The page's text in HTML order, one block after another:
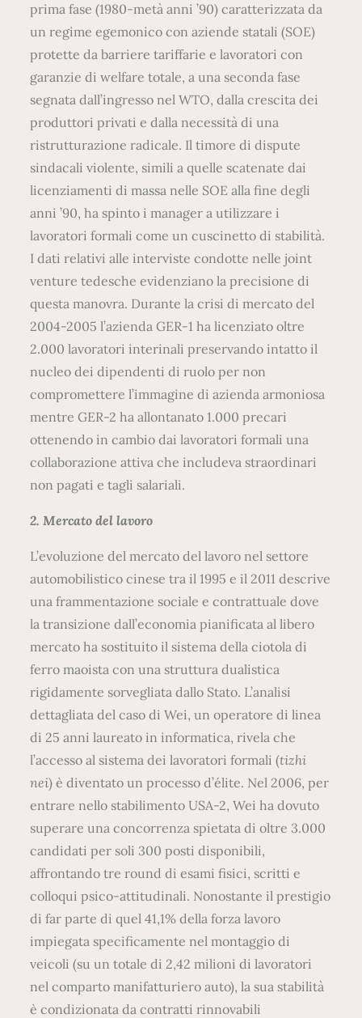
prima fase (1980-metà anni ’90) caratterizzata da
un regime egemonico con aziende statali (SOE)
protette da barriere tariffarie e lavoratori con
garanzie di welfare totale, a una seconda fase
segnata dall’ingresso nel WTO, dalla crescita dei
produttori privati e dalla necessità di una
ristrutturazione radicale. Il timore di dispute
sindacali violente, simili a quelle scatenate dai
licenziamenti di massa nelle SOE alla fine degli
anni ’90, ha spinto i manager a utilizzare i
lavoratori formali come un cuscinetto di stabilità.
I dati relativi alle interviste condotte nelle joint
venture tedesche evidenziano la precisione di
questa manovra. Durante la crisi di mercato del
2004-2005 l’azienda GER-1 ha licenziato oltre
2.000 lavoratori interinali preservando intatto il
nucleo dei dipendenti di ruolo per non
compromettere l’immagine di azienda armoniosa
mentre GER-2 ha allontanato 1.000 precari
ottenendo in cambio dai lavoratori formali una
collaborazione attiva che includeva straordinari
non pagati e tagli salariali.
2. Mercato del lavoro
L’evoluzione del mercato del lavoro nel settore
automobilistico cinese tra il 1995 e il 2011 descrive
una frammentazione sociale e contrattuale dove
la transizione dall’economia pianificata al libero
mercato ha sostituito il sistema della ciotola di
ferro maoista con una struttura dualistica
rigidamente sorvegliata dallo Stato. L’analisi
dettagliata del caso di Wei, un operatore di linea
di 25 anni laureato in informatica, rivela che
l’accesso al sistema dei lavoratori formali (tizhi
nei) è diventato un processo d’élite. Nel 2006, per
entrare nello stabilimento USA-2, Wei ha dovuto
superare una concorrenza spietata di oltre 3.000
candidati per soli 300 posti disponibili,
affrontando tre round di esami fisici, scritti e
colloqui psico-attitudinali. Nonostante il prestigio
di far parte di quel 41,1% della forza lavoro
impiegata specificamente nel montaggio di
veicoli (su un totale di 2,42 milioni di lavoratori
nel comparto manifatturiero auto), la sua stabilità
è condizionata da contratti rinnovabili